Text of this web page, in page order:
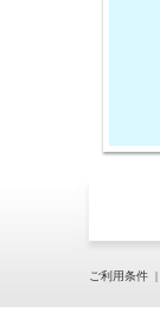
ご利用条件 |